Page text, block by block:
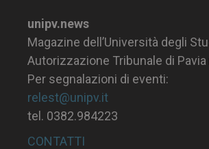
unipv.news
Magazine dell’Università degli
Autorizzazione Tribunale di
Per segnalazioni di eventi:
relest@unipv.it
tel. 0382.984223
CONTATTI